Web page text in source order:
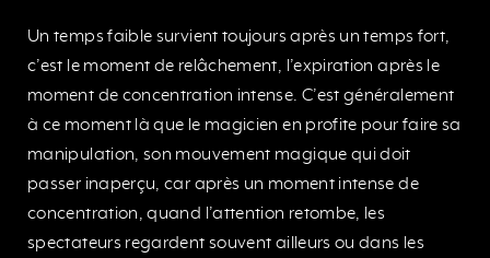
Un temps faible survient toujours après un temps fort,
c’est le moment de relâchement, l’expiration après le
moment de concentration intense. C’est généralement
à ce moment là que le magicien en profite pour faire sa
manipulation, son mouvement magique qui doit
passer inaperçu, car après un moment intense de
concentration, quand l’attention retombe, les
spectateurs regardent souvent ailleurs ou dans les